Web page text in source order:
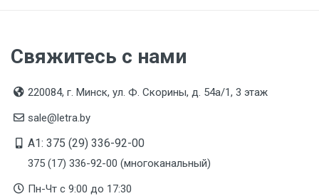
Свяжитесь с нами
220084, г. Минск, ул. Ф. Скорины, д. 54а/1, 3 этаж
sale@letra.by
A1: 375 (29) 336-92-00
375 (17) 336-92-00 (многоканальный)
Пн-Чт с 9:00 до 17:30